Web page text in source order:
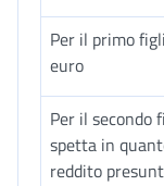
Per il primo
euro
Per il secondo
spetta in
reddito